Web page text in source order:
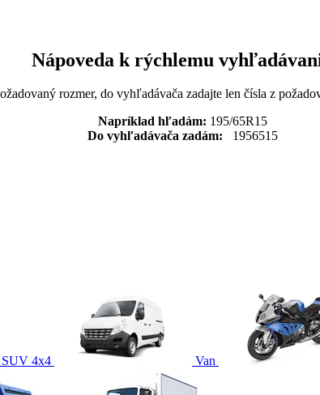
Nápoveda k rýchlemu
rozmer, do vyhľadávača zadajte len čísla z
Napríklad hľadám: 195/65R15
Do vyhľadávača zadám: 1956515
SUV 4x4 Van